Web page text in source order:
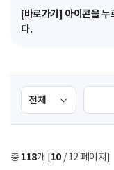
[바로가기] 아이콘을 누
다.
검
색
선
색
총 118개 [10 / 12 페이지]